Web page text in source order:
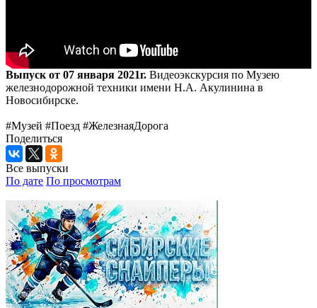
Выпуск от 07 января 2021г. Видеоэкскурсия по Музею
железнодорожной техники имени Н.А. Акулинина в
Новосибирске.
#Музей #Поезд #ЖелезнаяДорога
Поделиться
Все выпуски
По дате По просмотрам